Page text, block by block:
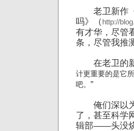
老卫新作《
吗》（ http://
有才华，尽管
条，尽管我推
在老卫的新
计更重要的是它
吧。 ”
俺们深以为
了，甚至科学
辑部——头没